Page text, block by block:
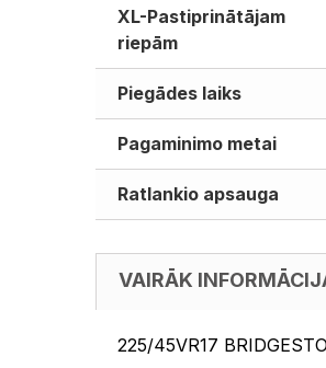
XL-Pastiprinātājam
riepām
Piegādes laiks
Pagaminimo metai
Ratlankio apsauga
VAIRĀK
225/45VR17